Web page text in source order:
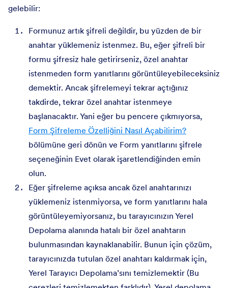
gelebilir:
Formunuz artık şifreli değildir, bu yüzden de bir
anahtar yüklemeniz istenmez. Bu, eğer şifreli bir
formu şifresiz hale getirirseniz, özel anahtar
istenmeden form yanıtlarını görüntüleyebileceksiniz
demektir. Ancak şifrelemeyi tekrar açtığınız
takdirde, tekrar özel anahtar istenmeye
başlanacaktır. Yani eğer bu pencere çıkmıyorsa,
Form Şifreleme Özelliğini Nasıl Açabilirim?
bölümüne geri dönün ve Form yanıtlarını şifrele
seçeneğinin Evet olarak işaretlendiğinden emin
olun.
Eğer şifreleme açıksa ancak özel anahtarınızı
yüklemeniz istenmiyorsa, ve form yanıtlarını hala
görüntüleyemiyorsanız, bu tarayıcınızın Yerel
Depolama alanında hatalı bir özel anahtarın
bulunmasından kaynaklanabilir. Bunun için çözüm,
tarayıcınızda tutulan özel anahtarı kaldırmak için,
Yerel Tarayıcı Depolama’sını temizlemektir (Bu